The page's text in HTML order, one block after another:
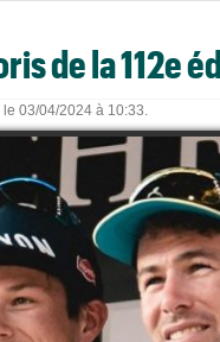
de la 112e
le 03/04/2024 à 10:33.